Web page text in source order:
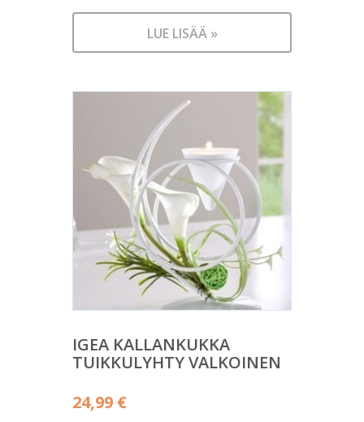
LUE LISÄÄ »
IGEA KALLANKUKKA
TUIKKULYHTY VALKOINEN
24,99 €